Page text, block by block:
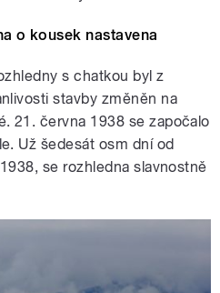
o kousek nastavena
s chatkou byl z
stavby změněn na
21. června 1938 se započalo
Už šedesát osm dní od
se rozhledna slavnostně